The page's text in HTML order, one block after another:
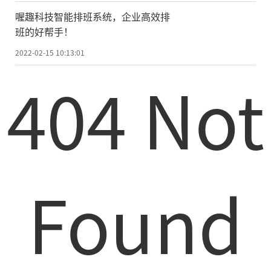
喔趣科技智能排班系统，企业高效排
班的好帮手！
2022-02-15 10:13:01
404 Not
Found